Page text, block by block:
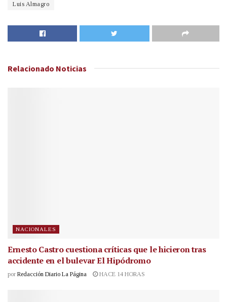
Luis Almagro
Relacionado Noticias
NACIONALES
Ernesto Castro cuestiona críticas que le hicieron tras
accidente en el bulevar El Hipódromo
por Redacción Diario La Página HACE 14 HORAS